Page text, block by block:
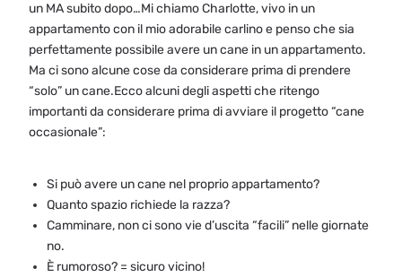
un MA subito dopo…Mi chiamo Charlotte, vivo in un
appartamento con il mio adorabile carlino e penso che sia
perfettamente possibile avere un cane in un appartamento.
Ma ci sono alcune cose da considerare prima di prendere
“solo” un cane.Ecco alcuni degli aspetti che ritengo
importanti da considerare prima di avviare il progetto “cane
occasionale”:
Si può avere un cane nel proprio appartamento?
Quanto spazio richiede la razza?
Camminare, non ci sono vie d’uscita “facili” nelle giornate
no.
È rumoroso? = sicuro vicino!